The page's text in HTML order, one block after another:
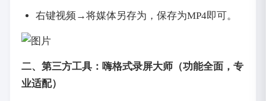
右键视频→将媒体另存为，保存为MP4即可。
二、第三方工具：嗨格式录屏大师（功能全面，专
业适配）